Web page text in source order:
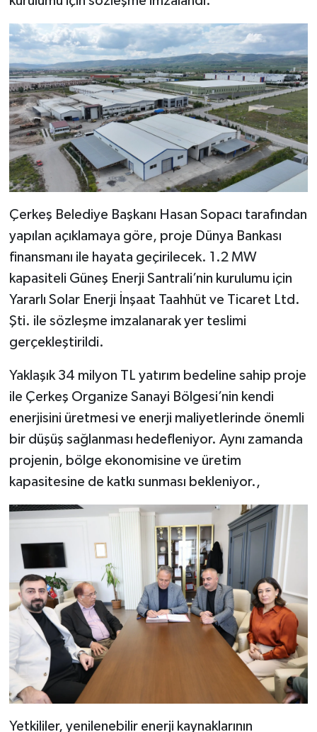
Çerkeş Belediye Başkanı Hasan Sopacı tarafından
yapılan açıklamaya göre, proje Dünya Bankası
finansmanı ile hayata geçirilecek. 1.2 MW
kapasiteli Güneş Enerji Santrali’nin kurulumu için
Yararlı Solar Enerji İnşaat Taahhüt ve Ticaret Ltd.
Şti. ile sözleşme imzalanarak yer teslimi
gerçekleştirildi.
Yaklaşık 34 milyon TL yatırım bedeline sahip proje
ile Çerkeş Organize Sanayi Bölgesi’nin kendi
enerjisini üretmesi ve enerji maliyetlerinde önemli
bir düşüş sağlanması hedefleniyor. Aynı zamanda
projenin, bölge ekonomisine ve üretim
kapasitesine de katkı sunması bekleniyor.,
Yetkililer, yenilenebilir enerji kaynaklarının